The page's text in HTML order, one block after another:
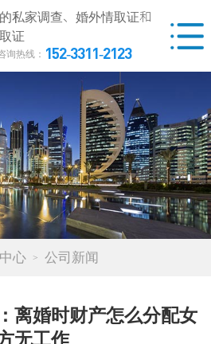
私家调查、婚外情取证和
证
询热线： 152-3311-2123
心 公司新闻
离婚时财产怎么分配女
无工作